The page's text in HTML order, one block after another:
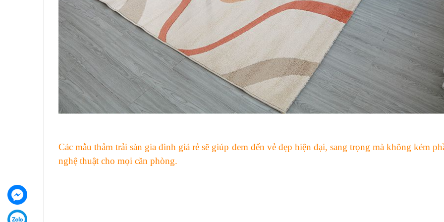
Các mẫu thảm trải sàn gia đình giá rẻ sẽ giúp đem đến vẻ đẹp hiện đại, sang trọng mà không kém
nghệ thuật cho mọi căn phòng.